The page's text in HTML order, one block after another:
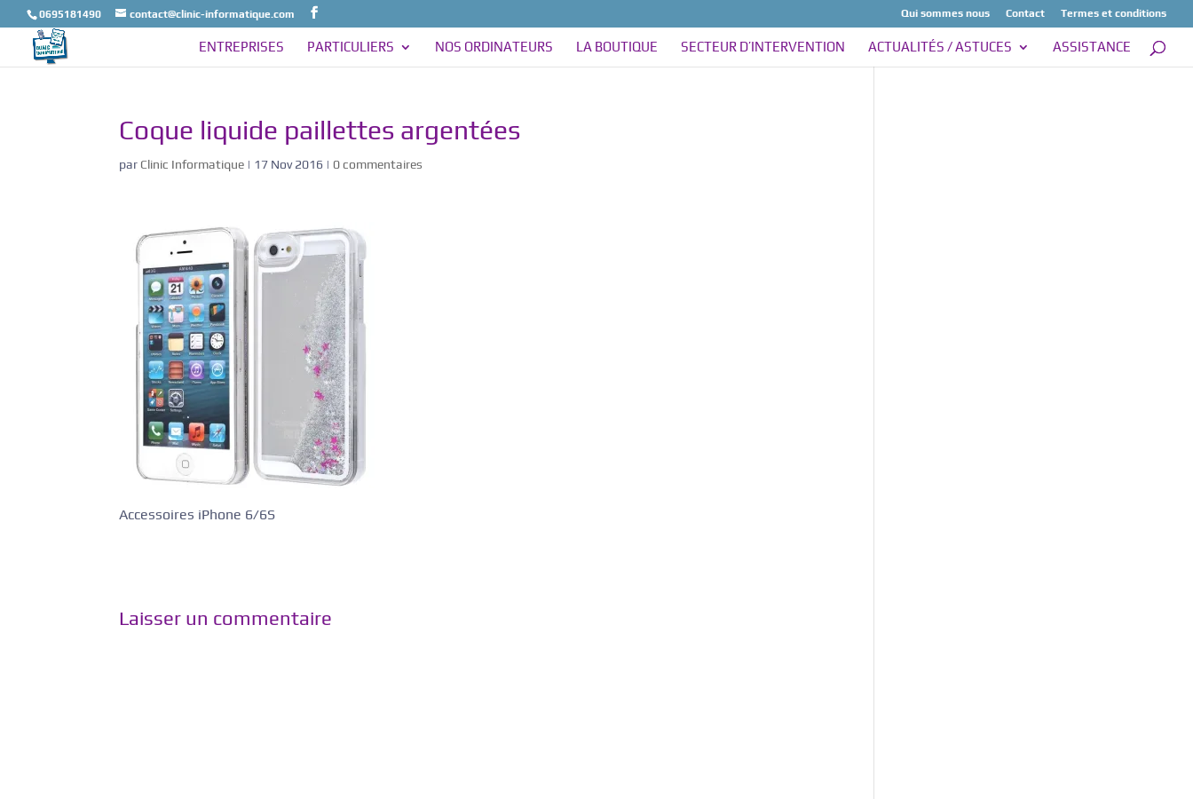
0695181490 contact@clinic-informatique.com Qui sommes nous Contact Termes et conditions
ENTREPRISES PARTICULIERS NOS ORDINATEURS LA BOUTIQUE SECTEUR D’INTERVENTION ACTUALITÉS / ASTUCES ASSISTANCE
Coque liquide paillettes argentées
par Clinic Informatique | 17 Nov 2016 | 0 commentaires
Accessoires iPhone 6/6S
Laisser un commentaire